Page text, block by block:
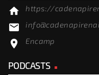
home https://
email
location_on Encamp
PODCASTS